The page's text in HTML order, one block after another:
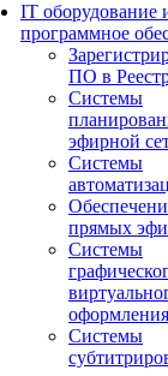
IT оборудование
программное
ПО в
Системы
эфирной
Системы
прямых
Системы
оформления
Системы